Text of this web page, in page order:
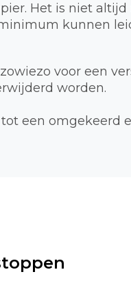
Het is niet
kunnen
voor een
worden.
een omgekeerd